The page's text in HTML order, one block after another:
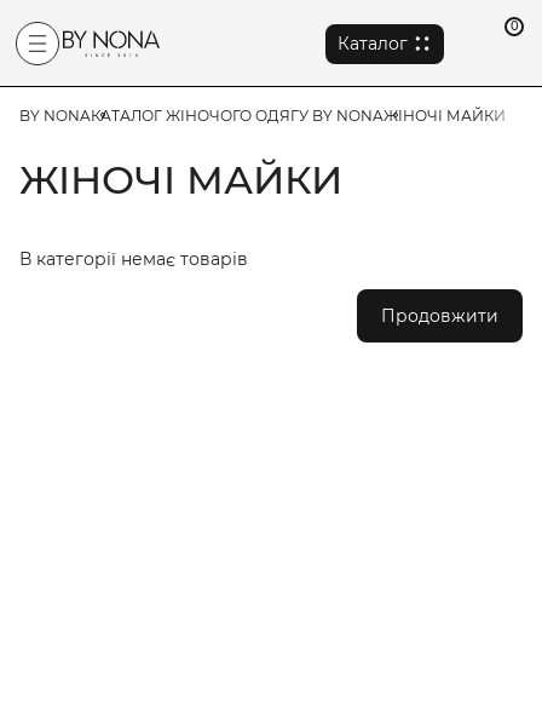
Каталог
0
BY NONAКАТАЛОГ ЖІНОЧОГО ОДЯГУ BY NONAЖІНОЧІ МАЙКИ
ЖІНОЧІ МАЙКИ
В категорії немає товарів
Продовжити